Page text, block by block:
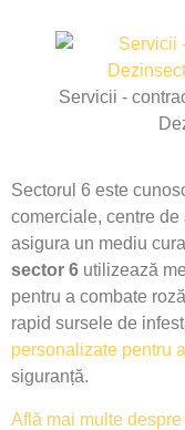
Servicii -
Sectorul 6 este
comerciale, centre
asigura un mediu
sector 6 utilizează
pentru a combate
rapid sursele de
personalizate pentru
siguranță.
Află mai multe